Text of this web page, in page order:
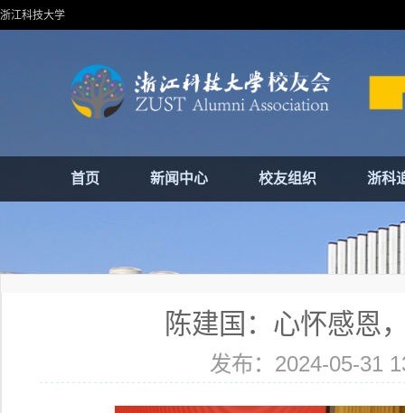
浙江科技大学
首页 新闻中心 校友组织 浙科
陈建国：心怀感恩
发布：2024-05-31